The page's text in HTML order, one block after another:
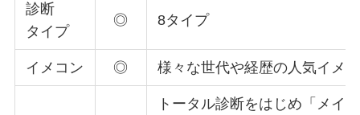
診断
タイプ
◎ 8タイプ
イメコン ◎ 様々な世代や経歴の人気イメ
トータル診断をはじめ「メイ